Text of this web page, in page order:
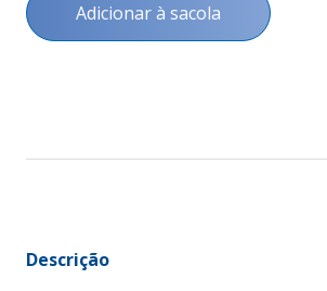
Adicionar à sacola
Descrição